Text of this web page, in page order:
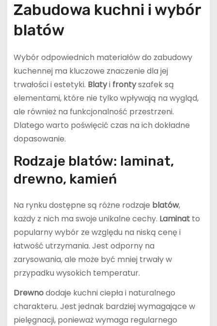
Zabudowa kuchni i wybór
blatów
Wybór odpowiednich materiałów do zabudowy
kuchennej ma kluczowe znaczenie dla jej
trwałości i estetyki. Blatyi frontyszafek są
elementami, które nie tylko wpływają na wygląd,
ale również na funkcjonalność przestrzeni.
Dlatego warto poświęcić czas na ich dokładne
dopasowanie.
Rodzaje blatów: laminat,
drewno, kamień
Na rynku dostępne są różne rodzaje blatów,
każdy z nich ma swoje unikalne cechy. Laminatto
popularny wybór ze względu na niską cenę i
łatwość utrzymania. Jest odporny na
zarysowania, ale może być mniej trwały w
przypadku wysokich temperatur.
Drewnododaje kuchni ciepła i naturalnego
charakteru. Jest jednak bardziej wymagające w
pielęgnacji, ponieważ wymaga regularnego